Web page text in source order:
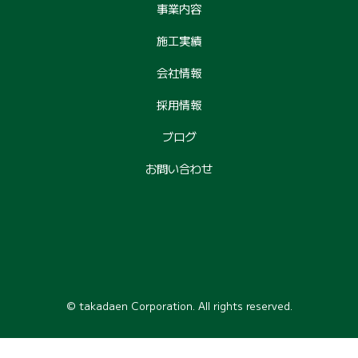
事業内容
施工実績
会社情報
採用情報
ブログ
お問い合わせ
© takadaen Corporation. All rights reserved.